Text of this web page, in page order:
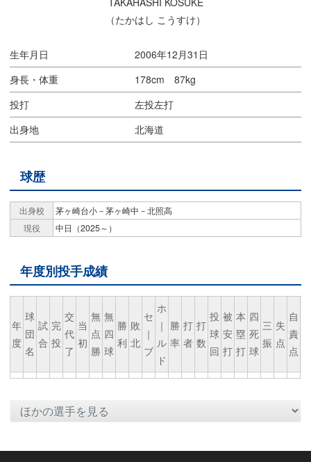
（たかはし こうすけ）
生年月日
2006年12月31日
身長・体重
178cm 87kg
投打
左投左打
出身地
北海道
球歴
出身校
茅ヶ崎台小－茅ヶ崎中－北照高
現役
中日（2025～）
年度別投手成績
年
度
球
団
名
試
合
完
投
交
代
了
当
初
無
点
勝
無
四
球
勝
利
敗
北
セ
｜
ブ
ホ
｜
ル
ド
勝
率
打
者
打
数
投
球
回
被
安
打
本
塁
打
四
死
球
三
振
失
点
自
責
点